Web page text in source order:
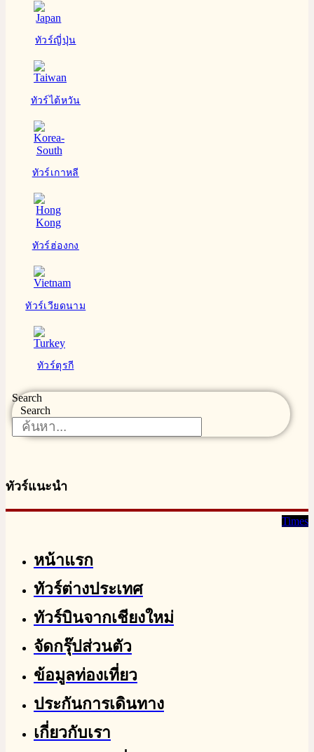
ทัวร์ญี่ปุ่น
ทัวร์ไต้หวัน
ทัวร์เกาหลี
ทัวร์ฮ่องกง
ทัวร์เวียดนาม
ทัวร์ตุรกี
Search
Search
ทัวร์แนะนำ
Times
หน้าแรก
ทัวร์ต่างประเทศ
ทัวร์บินจากเชียงใหม่
จัดกรุ๊ปส่วนตัว
ข้อมูลท่องเที่ยว
ประกันการเดินทาง
เกี่ยวกับเรา